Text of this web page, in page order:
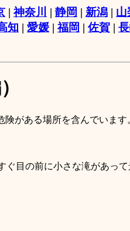
|神奈川 | 静岡 | 新潟 | 山
知 | 愛媛 |福岡 | 佐賀 |
がある場所を含んでいます
目の前に小さな滝があって